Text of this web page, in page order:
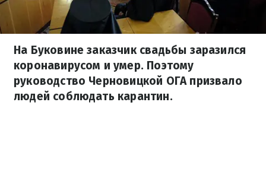
На Буковине заказчик свадьбы заразился
коронавирусом и умер. Поэтому
руководство Черновицкой ОГА призвало
людей соблюдать карантин.